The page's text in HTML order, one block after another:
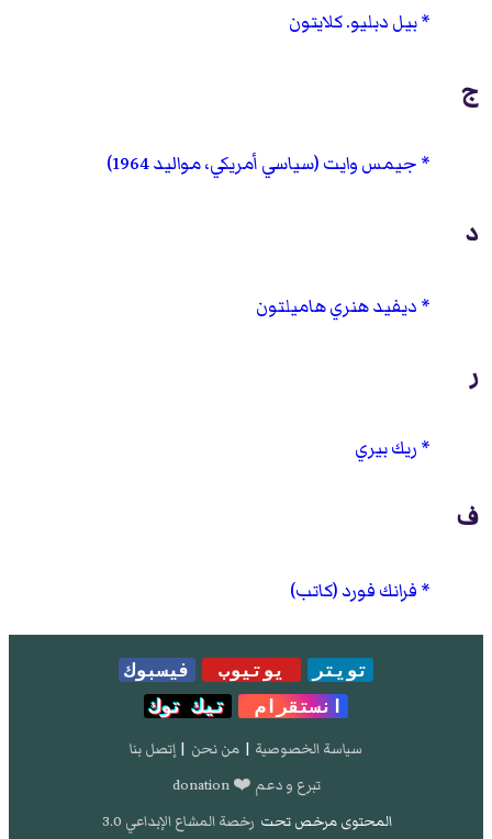
بيل دبليو. كلايتون
ج
جيمس وايت (سياسي أمريكي، مواليد 1964)
د
ديفيد هنري هاميلتون
ر
ريك بيري
ف
فرانك فورد (كاتب)
تويتر يوتيوب
فيسبوك
انستقرام
تيك توك
سياسة الخصوصية | من نحن | إتصل بنا
تبرع و دعم ❤️ donation
المحتوى مرخص تحت رخصة المشاع الإبداعي 3.0